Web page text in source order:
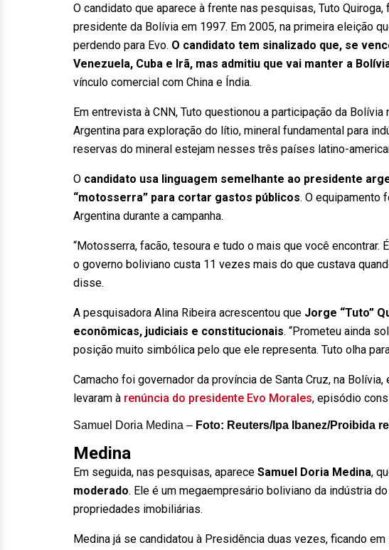
O candidato que aparece à frente nas pesquisas, Tuto
presidente da Bolívia em 1997. Em 2005, na primeira eleição
perdendo para Evo. O candidato tem sinalizado que, se
Venezuela, Cuba e Irã, mas admitiu que vai manter a
vínculo comercial com China e Índia.
Em entrevista à CNN, Tuto questionou a participação da
Argentina para exploração do lítio, mineral fundamental para
reservas do mineral estejam nesses três países latino-
O candidato usa linguagem semelhante ao presidente
“motosserra” para cortar gastos públicos. O equipamento
Argentina durante a campanha.
“Motosserra, facão, tesoura e tudo o mais que você encontrar.
o governo boliviano custa 11 vezes mais do que custava
disse.
A pesquisadora Alina Ribeira acrescentou que Jorge “Tuto”
econômicas, judiciais e constitucionais. “Prometeu ainda
posição muito simbólica pelo que ele representa. Tuto olha
Camacho foi governador da província de Santa Cruz, na
levaram à renúncia do presidente Evo Morales, episódio
Samuel Doria Medina – Foto: Reuters/Ipa Ibanez/Proibida
Medina
Em seguida, nas pesquisas, aparece Samuel Doria Medina,
moderado. Ele é um megaempresário boliviano da indústria
propriedades imobiliárias.
Medina já se candidatou à Presidência duas vezes, ficando